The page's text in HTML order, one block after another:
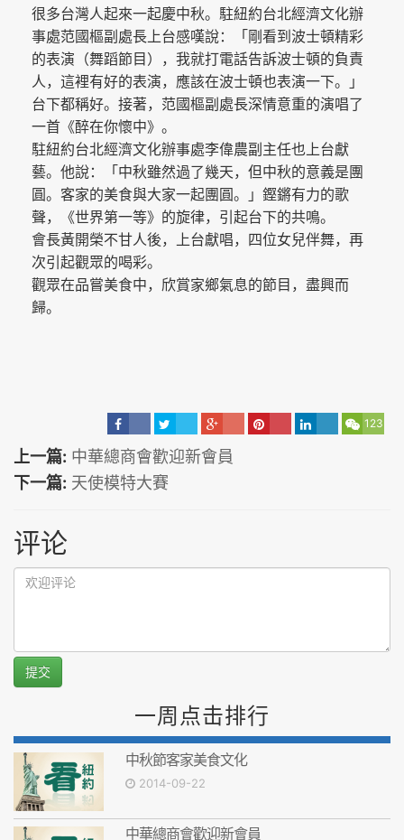
很多台灣人起來一起慶中秋。駐紐約台北經濟文化辦
事處范國樞副處長上台感嘆說：「剛看到波士頓精彩
的表演（舞蹈節目），我就打電話告訴波士頓的負責
人，這裡有好的表演，應該在波士頓也表演一下。」
台下都稱好。接著，范國樞副處長深情意重的演唱了
一首《醉在你懷中》。
駐紐約台北經濟文化辦事處李偉農副主任也上台獻
藝。他說：「中秋雖然過了幾天，但中秋的意義是團
圓。客家的美食與大家一起團圓。」鏗鏘有力的歌
聲，《世界第一等》的旋律，引起台下的共鳴。
會長黃開榮不甘人後，上台獻唱，四位女兒伴舞，再
次引起觀眾的喝彩。
觀眾在品嘗美食中，欣賞家鄉氣息的節目，盡興而
歸。
123
上一篇: 中華總商會歡迎新會員
下一篇: 天使模特大賽
评论
提交
一周点击排行
中秋節客家美食文化
2014-09-22
中華總商會歡迎新會員